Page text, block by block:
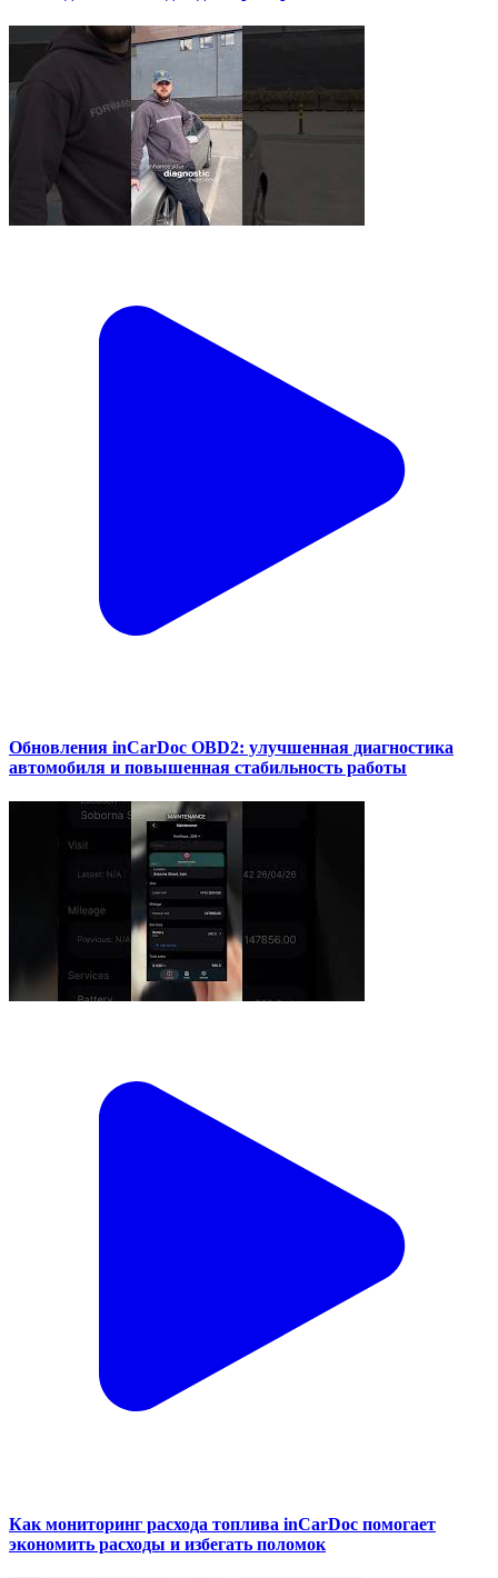
Обновления inCarDoc OBD2: улучшенная диагностика
автомобиля и повышенная стабильность работы
Как мониторинг расхода топлива inCarDoc помогает
экономить расходы и избегать поломок